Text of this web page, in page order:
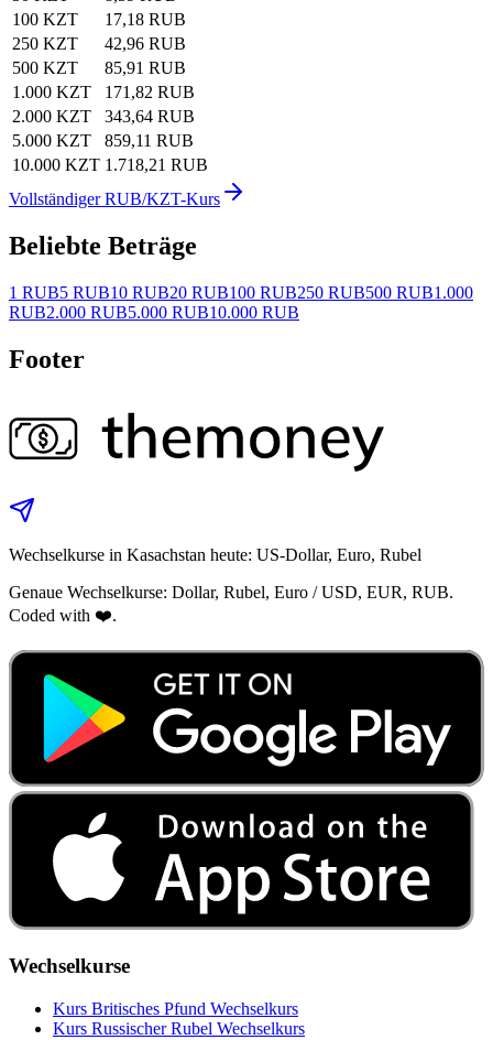
100 KZT
17,18 RUB
250 KZT
42,96 RUB
500 KZT
85,91 RUB
1.000 KZT
171,82 RUB
2.000 KZT
343,64 RUB
5.000 KZT
859,11 RUB
10.000 KZT 1.718,21 RUB
Vollständiger RUB/KZT-Kurs
Beliebte Beträge
1 RUB5 RUB10 RUB20 RUB100 RUB250 RUB500 RUB1.000
RUB2.000 RUB5.000 RUB10.000 RUB
Footer
Wechselkurse in Kasachstan heute: US‑Dollar, Euro, Rubel
Genaue Wechselkurse: Dollar, Rubel, Euro / USD, EUR, RUB.
Coded with ❤️.
Wechselkurse
Kurs Britisches Pfund Wechselkurs
Kurs Russischer Rubel Wechselkurs